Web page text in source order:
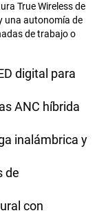
True Wireless de
una autonomía de
de trabajo o
digital para
ANC híbrida
inalámbrica y
de
con